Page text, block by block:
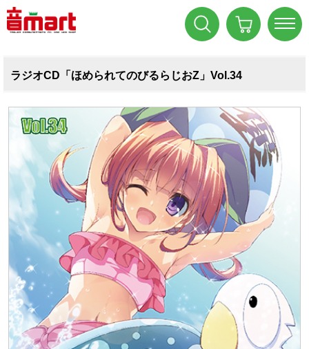
ラジオCD「ほめられてのびるらじおZ」Vol.34